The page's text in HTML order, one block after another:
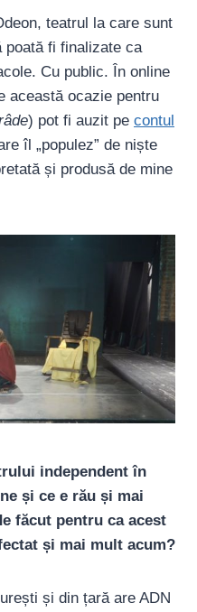
teatrul la care sunt
fi finalizate ca
Cu public. În online
această ocazie pentru
) pot fi auzit pe contul
îl „populez” de niște
și produsă de mine
independent în
și ce e rău și mai
făcut pentru ca acest
și mai mult acum?
și din țară are ADN